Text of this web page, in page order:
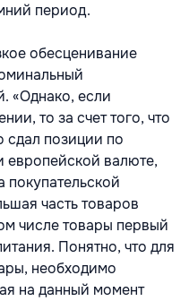
период.
обесценивание
«Однако, если
то за счет того, что
сдал позиции по
валюте,
покупательской
часть товаров
числе товары первый
Понятно, что для
необходимо
на данный момент